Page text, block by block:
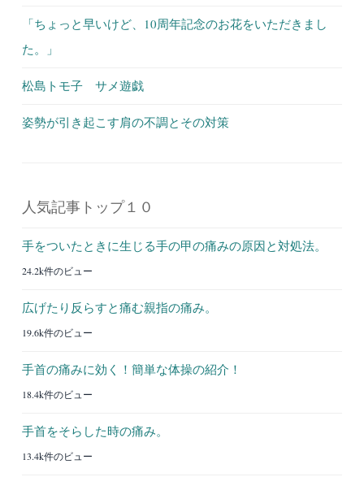
「ちょっと早いけど、10周年記念のお花をいただきまし
た。」
松島トモ子 サメ遊戯
姿勢が引き起こす肩の不調とその対策
人気記事トップ１０
手をついたときに生じる手の甲の痛みの原因と対処法。
24.2k件のビュー
広げたり反らすと痛む親指の痛み。
19.6k件のビュー
手首の痛みに効く！簡単な体操の紹介！
18.4k件のビュー
手首をそらした時の痛み。
13.4k件のビュー